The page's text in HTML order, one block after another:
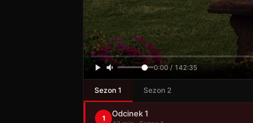
0:00 / 142:35
Sezon 1 Sezon 2
1 Odcinek 1